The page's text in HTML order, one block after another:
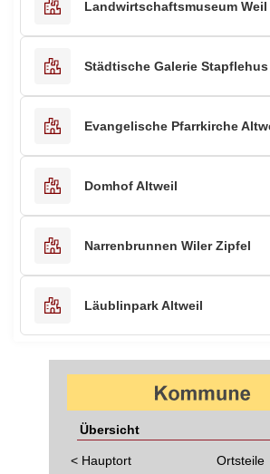
Landwirtschaftsmuseum Weil
Städtische Galerie Stapflehus
Evangelische Pfarrkirche
Domhof Altweil
Narrenbrunnen Wiler Zipfel
Läublinpark Altweil
Übersicht
< Hauptort
Ortsteile